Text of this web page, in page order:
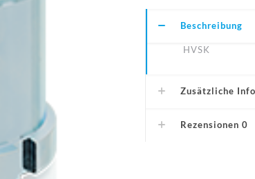
Beschreibung
HVSK
Zusätzliche
Rezensionen 0